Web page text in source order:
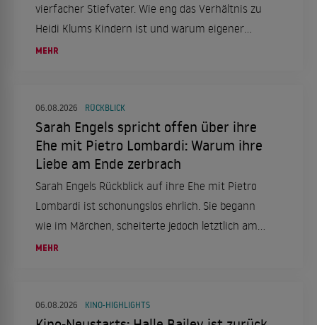
vierfacher Stiefvater. Wie eng das Verhältnis zu
Heidi Klums Kindern ist und warum eigener
Nachwuchs kein Thema ist.
MEHR
06.08.2026 RÜCKBLICK
Sarah Engels spricht offen über ihre
Ehe mit Pietro Lombardi: Warum ihre
Liebe am Ende zerbrach
Sarah Engels Rückblick auf ihre Ehe mit Pietro
Lombardi ist schonungslos ehrlich. Sie begann
wie im Märchen, scheiterte jedoch letztlich am
enormen Druck.
MEHR
06.08.2026 KINO-HIGHLIGHTS